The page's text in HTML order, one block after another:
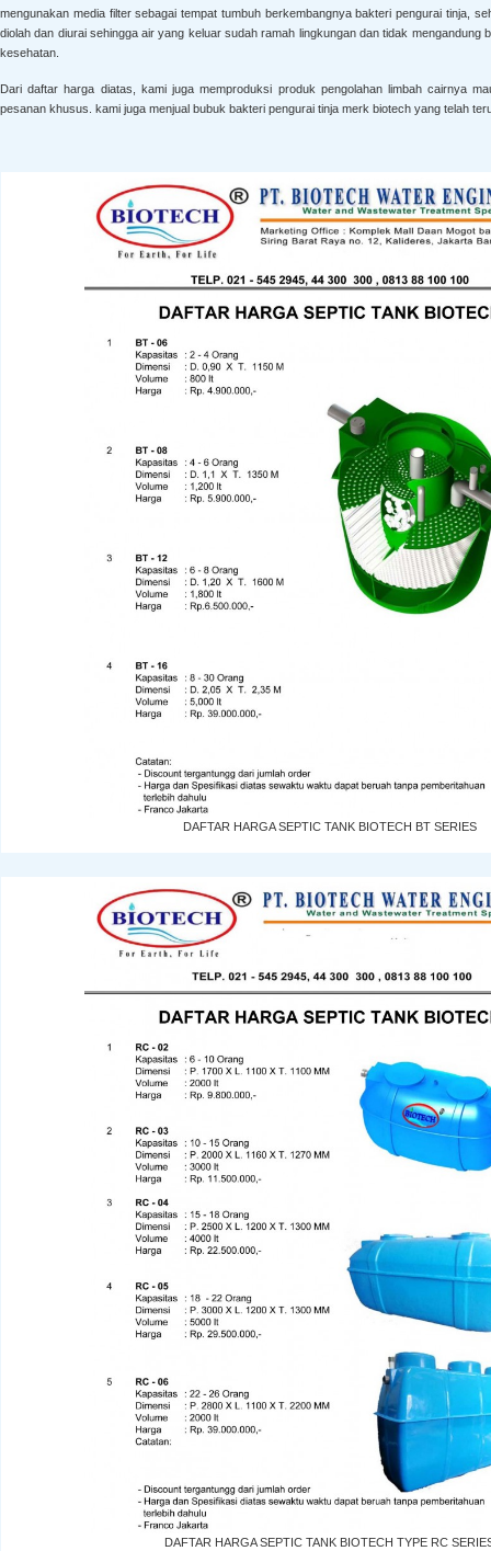
mengunakan media filter sebagai tempat tumbuh berkembangnya bakteri pengurai tinja,
diolah dan diurai sehingga air yang keluar sudah ramah lingkungan dan tidak
kesehatan.
Dari daftar harga diatas, kami juga memproduksi produk pengolahan limbah cairnya
pesanan khusus. kami juga menjual bubuk bakteri pengurai tinja merk biotech yang telah
DAFTAR HARGA SEPTIC TANK BIOTECH BT SERIES
DAFTAR HARGA SEPTIC TANK BIOTECH TYPE RC